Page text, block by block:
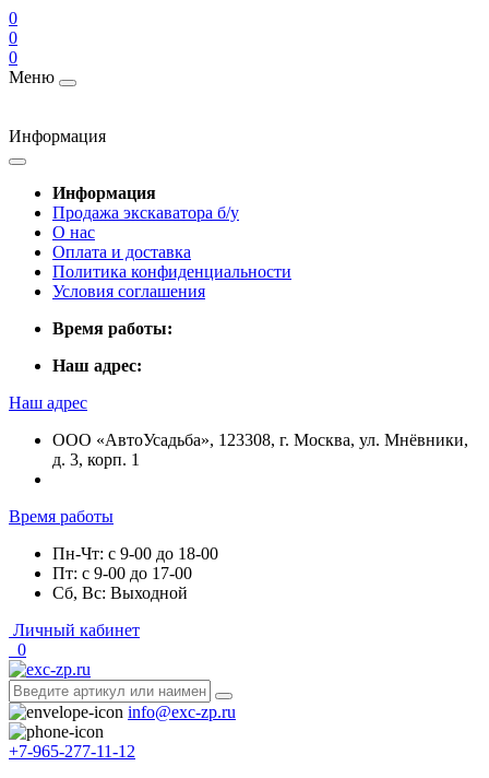
0
0
0
Меню
Информация
Информация
Продажа экскаватора б/у
О нас
Оплата и доставка
Политика конфиденциальности
Условия соглашения
Время работы:
Наш адрес:
Наш адрес
ООО «АвтоУсадьба», 123308, г. Москва, ул. Мнёвники,
д. 3, корп. 1
Время работы
Пн-Чт: с 9-00 до 18-00
Пт: с 9-00 до 17-00
Сб, Вс: Выходной
Личный кабинет
0
info@exc-zp.ru
+7-965-277-11-12